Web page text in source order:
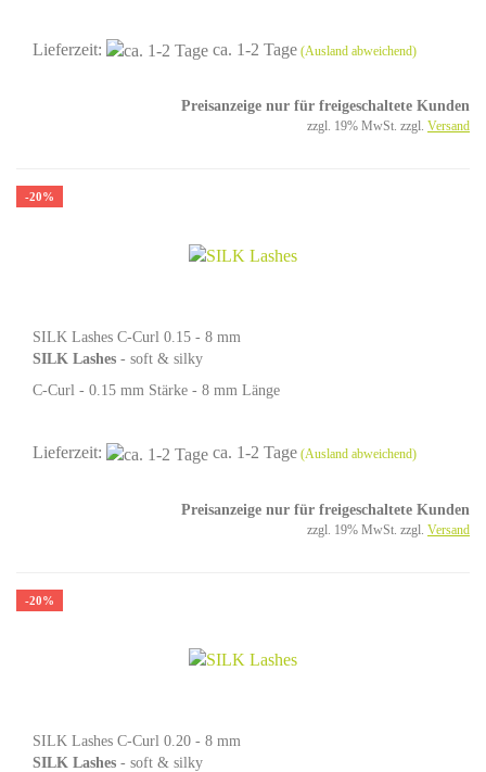
Lieferzeit: ca. 1-2 Tage (Ausland abweichend)
Preisanzeige nur für freigeschaltete Kunden
zzgl. 19% MwSt. zzgl. Versand
-20%
SILK Lashes C-Curl 0.15 - 8 mm
SILK Lashes - soft & silky
C-Curl - 0.15 mm Stärke - 8 mm Länge
Lieferzeit: ca. 1-2 Tage (Ausland abweichend)
Preisanzeige nur für freigeschaltete Kunden
zzgl. 19% MwSt. zzgl. Versand
-20%
SILK Lashes C-Curl 0.20 - 8 mm
SILK Lashes - soft & silky